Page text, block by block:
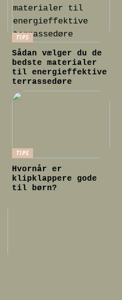
TIPS
Sådan vælger du de
bedste materialer
til energieffektive
terrassedøre
TIPS
Hvornår er
klipklappere gode
til børn?